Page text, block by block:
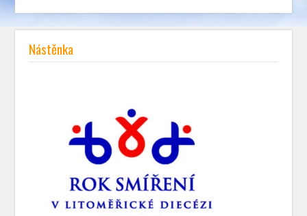
Nástěnka